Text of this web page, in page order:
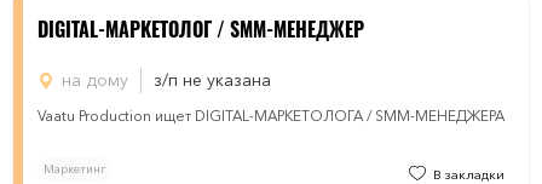
DIGITAL-МАРКЕТОЛОГ / SMM-МЕНЕДЖЕР
на дому з/п не указана
Vaatu Production ищет DIGITAL-МАРКЕТОЛОГА / SMM-МЕНЕДЖЕРА
Маркетинг В закладки